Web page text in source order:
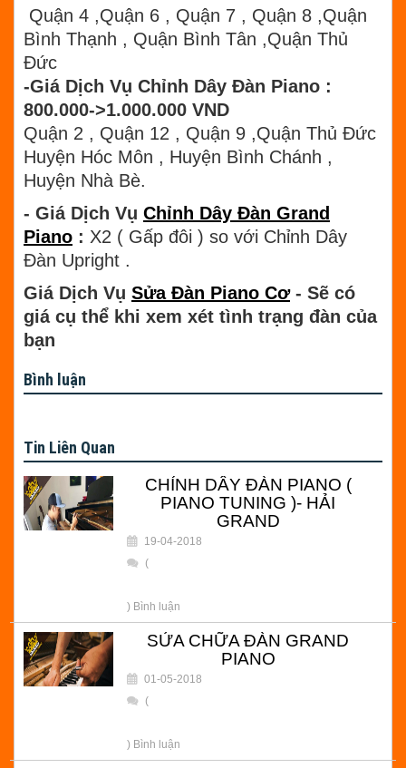
Quận 4 ,Quận 6 , Quận 7 , Quận 8 ,Quận
Bình Thạnh , Quận Bình Tân ,Quận Thủ
Đức
-Giá Dịch Vụ Chỉnh Dây Đàn Piano :
800.000->1.000.000 VND
Quận 2 , Quận 12 , Quận 9 ,Quận Thủ Đức
Huyện Hóc Môn , Huyện Bình Chánh ,
Huyện Nhà Bè.
- Giá Dịch Vụ Chỉnh Dây Đàn Grand
Piano : X2 ( Gấp đôi ) so với Chỉnh Dây
Đàn Upright .
Giá Dịch Vụ Sửa Đàn Piano Cơ- Sẽ có
giá cụ thể khi xem xét tình trạng đàn của
bạn
Bình luận
Tin Liên Quan
CHỈNH DÂY ĐÀN PIANO (
PIANO TUNING )- HẢI
GRAND
19-04-2018
(
) Bình luận
SỬA CHỮA ĐÀN GRAND
PIANO
01-05-2018
(
) Bình luận